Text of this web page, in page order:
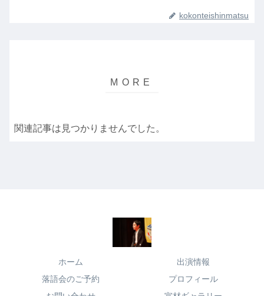
kokonteishinmatsu
関連記事は見つかりませんでした。
ホーム
出演情報
落語会のご予約
プロフィール